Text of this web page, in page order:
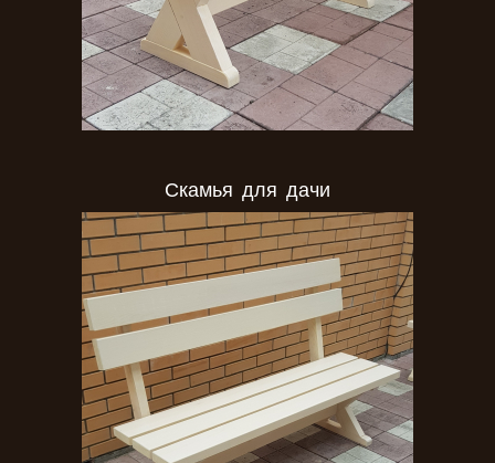
Скамья для дачи